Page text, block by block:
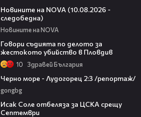
Новините на NOVA (10.08.2026 -
следобедна)
Новините на NOVA
Говори съдията по делото за
жестокото убийство в Пловдив
10 Здравей България
Черно море - Лудогорец 2:3 /репортаж/
gongbg
Исак Соле отбеляза за ЦСКА срещу
Септември